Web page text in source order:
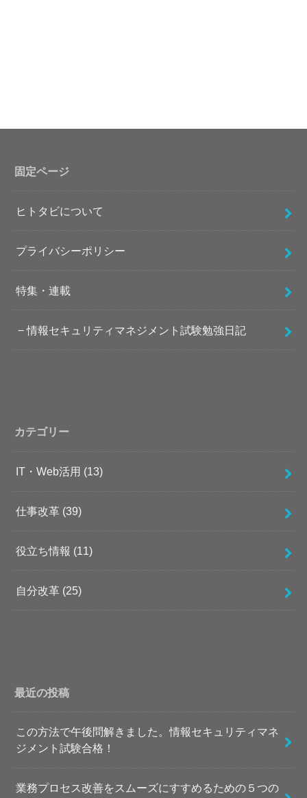
固定ページ
ヒトタビについて
プライバシーポリシー
特集・連載
情報セキュリティマネジメント試験勉強日記
カテゴリー
IT・Web活用 (13)
仕事改革 (39)
役立ち情報 (11)
自分改革 (25)
最近の投稿
この方法で午後問解きました。情報セキュリティマネ
ジメント試験合格！
業務プロセス改善をスムーズにすすめるための５つの